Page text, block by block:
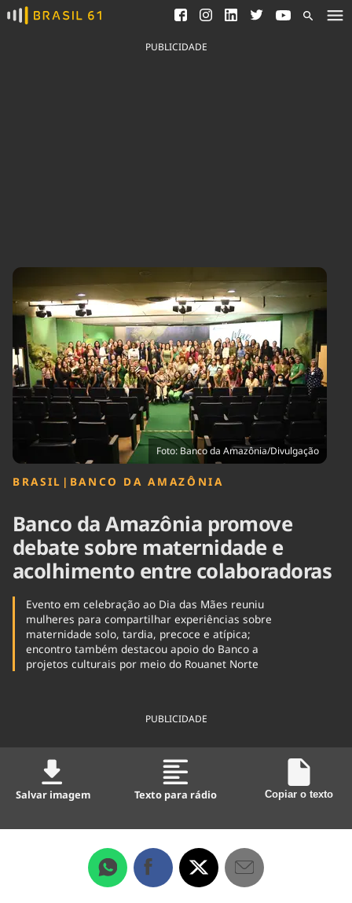
Ver todas as notícias
Saneamento
Indicadores
Agronegócios
Brasil
Brasil Mineral
Ciência &
Tecnologia
Cinema
Comportamento
Cultura
Economia
Educação
Infraestrutura
Internacional
Meio Ambiente
Podcast
Política
Saúde
Tempo
PUBLICIDADE
Foto: Banco da Amazônia/Divulgação
BRASIL | BANCO DA AMAZÔNIA
Banco da Amazônia promove
debate sobre maternidade e
acolhimento entre colaboradoras
Evento em celebração ao Dia das Mães reuniu
mulheres para compartilhar experiências sobre
maternidade solo, tardia, precoce e atípica;
encontro também destacou apoio do Banco a
projetos culturais por meio do Rouanet Norte
PUBLICIDADE
Salvar imagem Texto para rádio Copiar o texto